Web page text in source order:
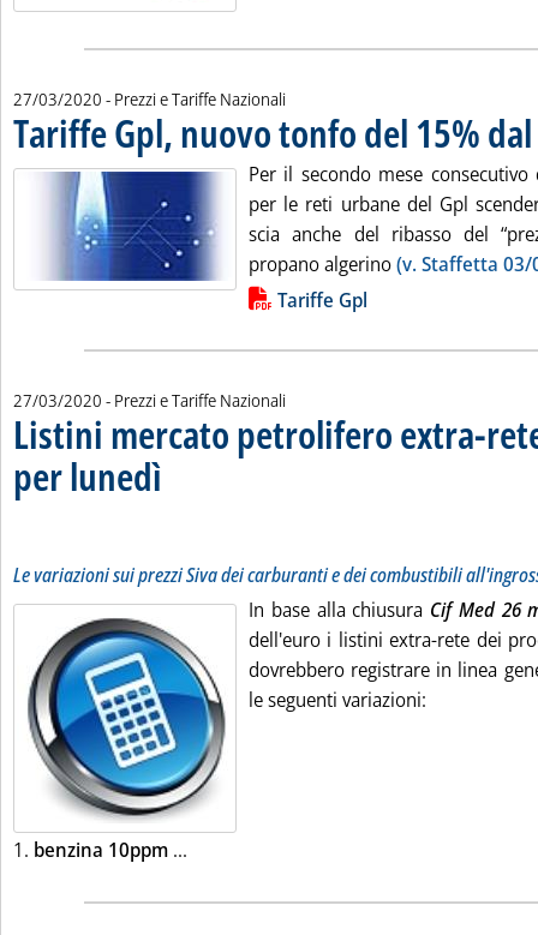
27/03/2020 - Prezzi e Tariffe Nazionali
Tariffe Gpl, nuovo tonfo del 15%
Per il secondo mese
per le reti urbane del Gpl
scia anche del ribasso del
propano algerino(v. Staffetta 03/
Lista allegati PDF alla notizia
Tariffe Gpl
27/03/2020 - Prezzi e Tariffe Nazionali
Listini mercato petrolifero extra-
per lunedì . Pubblicata venerdì 27 marzo 2020 alle 9.23.
Le variazioni sui prezzi Siva dei carburanti e dei combustibili
In base alla chiusura Cif Med 26
dell'euro i listini extra-rete dei
dovrebbero registrare in linea
le seguenti variazioni:
1. benzina 10ppm ...